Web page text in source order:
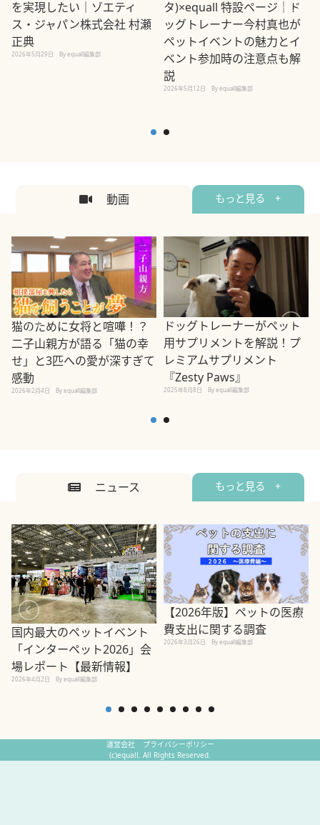
を実現したい｜ゾエティ
ス・ジャパン株式会社 村瀬
正典
2026年5月29日 By equall編集部
タ)×equall 特設ページ｜ド
ッグトレーナー今村真也が
ペットイベントの魅力とイ
ベント参加時の注意点も解
説
2026年5月12日 By equall編集部
動画 もっと見る +
猫のために女将と喧嘩！？
二子山親方が語る「猫の幸
せ」と3匹への愛が深すぎて
感動
2026年2月4日 By equall編集部
ドッグトレーナーがペット
用サプリメントを解説！プ
レミアムサプリメント
『Zesty Paws』
2025年8月8日 By equall編集部
ニュース もっと見る +
国内最大のペットイベント
「インターペット2026」会
場レポート【最新情報】
2026年4月2日 By equall編集部
【2026年版】ペットの医療
費支出に関する調査
2026年3月26日 By equall編集部
運営会社
プライバシーポリシー
(c)equall. All Rights Reserved.